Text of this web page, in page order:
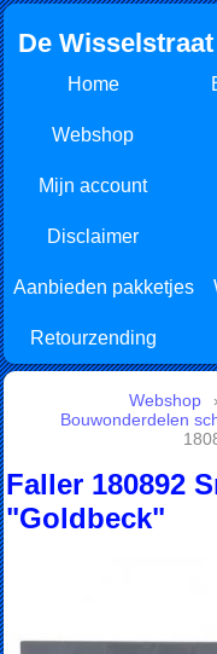
De Wisselstraat
Home
Webshop
Mijn account
Disclaimer
Aanbieden pakketjes
Retourzending
Webshop
Bouwonderdelen
Faller 180892
"Goldbeck"